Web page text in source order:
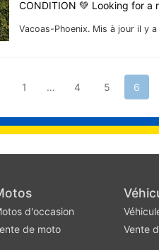
Vacoas-Phoenix. Mis à jour il y
CONDITION 💚 Looking for
1 … 4 5 6
d'occasion
de moto
Vente